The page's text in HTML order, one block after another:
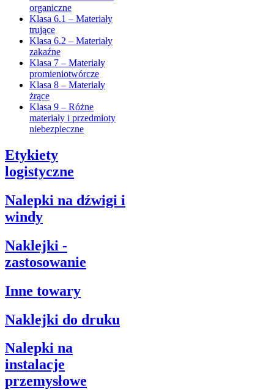
organiczne
Klasa 6.1 – Materiały
trujące
Klasa 6.2 – Materiały
zakaźne
Klasa 7 – Materiały
promieniotwórcze
Klasa 8 – Materiały
żrące
Klasa 9 – Różne
materiały i przedmioty
niebezpieczne
Etykiety
logistyczne
Nalepki na dźwigi i
windy
Naklejki -
zastosowanie
Inne towary
Naklejki do druku
Nalepki na
instalacje
przemysłowe